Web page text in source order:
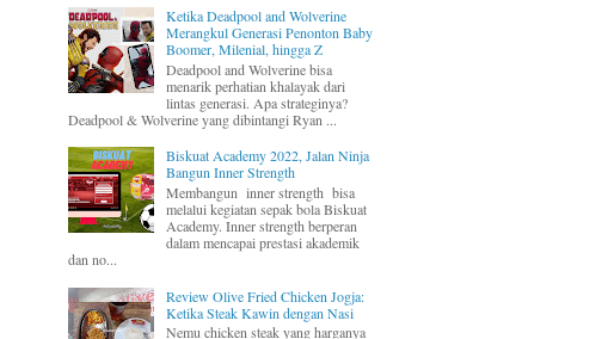
Ketika Deadpool and Wolverine
Merangkul Generasi Penonton Baby
Boomer, Milenial, hingga Z
Deadpool and Wolverine bisa
menarik perhatian khalayak dari
lintas generasi. Apa strateginya?
Deadpool & Wolverine yang dibintangi Ryan ...
Biskuat Academy 2022, Jalan Ninja
Bangun Inner Strength
Membangun inner strength bisa
melalui kegiatan sepak bola Biskuat
Academy. Inner strength berperan
dalam mencapai prestasi akademik
dan no...
Review Olive Fried Chicken Jogja:
Ketika Steak Kawin dengan Nasi
Nemu chicken steak yang harganya